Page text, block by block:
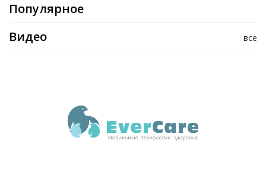
Популярное
все
Видео